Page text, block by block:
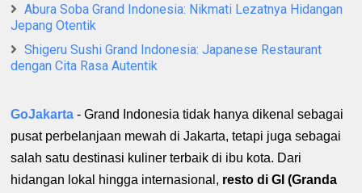
Abura Soba Grand Indonesia: Nikmati Lezatnya Hidangan
Jepang Otentik
Shigeru Sushi Grand Indonesia: Japanese Restaurant
dengan Cita Rasa Autentik
GoJakarta - Grand Indonesia tidak hanya dikenal sebagai
pusat perbelanjaan mewah di Jakarta, tetapi juga sebagai
salah satu destinasi kuliner terbaik di ibu kota. Dari
hidangan lokal hingga internasional, resto di GI (Granda